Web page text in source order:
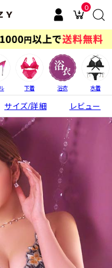
0
下着 浴衣 水着
サイズ/詳細 レビュー